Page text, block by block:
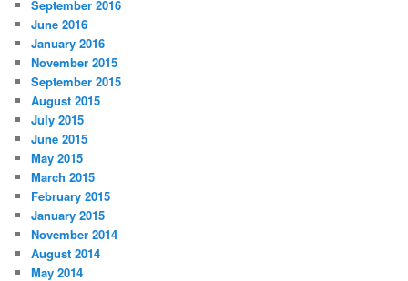
September 2016
June 2016
January 2016
November 2015
September 2015
August 2015
July 2015
June 2015
May 2015
March 2015
February 2015
January 2015
November 2014
August 2014
May 2014